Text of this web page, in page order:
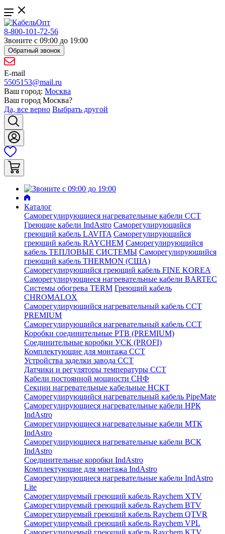
8-800-101-72-56
Звоните с 09:00 до 19:00
Обратный звонок
E-mail
5505153@mail.ru
Ваш город: Москва
Ваш город Москва?
Да, все верно Выбрать другой
Каталог
Саморегулирующиеся нагревательные кабели ССТ
Греющие кабели IndAstro Саморегулирующийся
греющий кабель LAVITA Саморегулирующийся
греющий кабель RAYCHEM Саморегулирующийся
кабель ТЕПЛОВЫЕ СИСТЕМЫ Саморегулирующийся
греющий кабель THERMON (США)
Саморегулирующийся греющий кабель FINE KOREA
Саморегулирующиеся нагревательные кабели BARTEC
Системы обогрева TERM Греющий кабель
CHROMALOX
Саморегулирующийся нагревательный кабель ССТ
PREMIUM
Саморегулирующийся нагревательный кабель ССТ
Коробки соединительные РТВ (PREMIUM)
Соединительные коробки УСК (PROFI)
Комплектующие для монтажа ССТ
Устройства заделки завода ССТ
Датчики и регуляторы температуры ССТ
Кабели постоянной мощности СНФ
Секции нагревательные кабельные НСКТ
Саморегулирующийся нагревательный кабель PipeMate
Саморегулирующиеся нагревательные кабели НРК
IndAstro
Саморегулирующиеся нагревательные кабели МТК
IndAstro
Саморегулирующиеся нагревательные кабели ВСК
IndAstro
Соединительные коробки IndAstro
Комплектующие для монтажа IndAstro
Саморегулирующиеся нагревательные кабели IndAstro
Lite
Саморегулируемый греющий кабель Raychem XTV
Саморегулируемый греющий кабель Raychem BTV
Саморегулируемый греющий кабель Raychem QTVR
Саморегулируемый греющий кабель Raychem VPL
Саморегулируемый греющий кабель Raychem KTV